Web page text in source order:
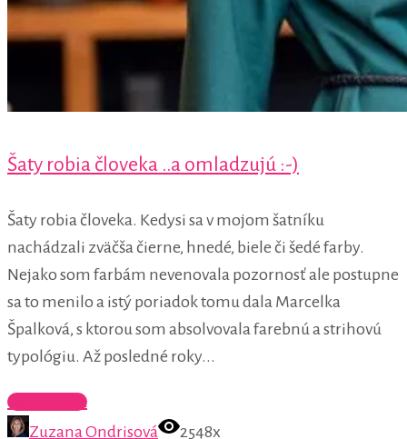
Šaty robia človeka ..a omladzujú :-)
Šaty robia človeka. Kedysi sa v mojom šatníku
nachádzali zväčša čierne, hnedé, biele či šedé farby.
Nejako som farbám nevenovala pozornosť ale postupne
sa to menilo a istý poriadok tomu dala Marcelka
Špalková, s ktorou som absolvovala farebnú a strihovú
typológiu. Až posledné roky...
Celý článok
Zuzana Ondrisová
2548x